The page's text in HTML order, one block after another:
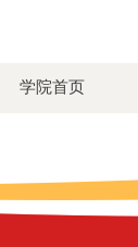
学院首页